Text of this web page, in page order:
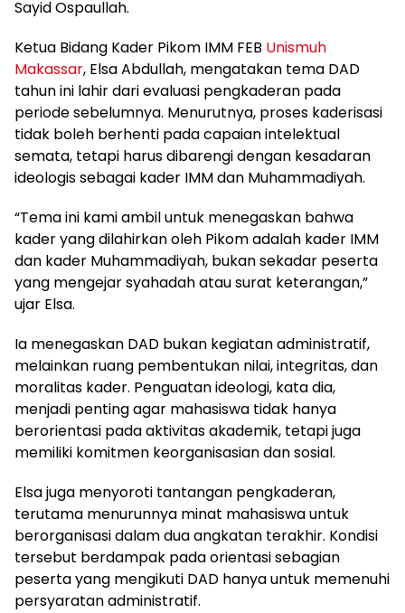
Sayid Ospaullah.
Ketua Bidang Kader Pikom IMM FEB Unismuh
Makassar, Elsa Abdullah, mengatakan tema DAD
tahun ini lahir dari evaluasi pengkaderan pada
periode sebelumnya. Menurutnya, proses kaderisasi
tidak boleh berhenti pada capaian intelektual
semata, tetapi harus dibarengi dengan kesadaran
ideologis sebagai kader IMM dan Muhammadiyah.
“Tema ini kami ambil untuk menegaskan bahwa
kader yang dilahirkan oleh Pikom adalah kader IMM
dan kader Muhammadiyah, bukan sekadar peserta
yang mengejar syahadah atau surat keterangan,”
ujar Elsa.
Ia menegaskan DAD bukan kegiatan administratif,
melainkan ruang pembentukan nilai, integritas, dan
moralitas kader. Penguatan ideologi, kata dia,
menjadi penting agar mahasiswa tidak hanya
berorientasi pada aktivitas akademik, tetapi juga
memiliki komitmen keorganisasian dan sosial.
Elsa juga menyoroti tantangan pengkaderan,
terutama menurunnya minat mahasiswa untuk
berorganisasi dalam dua angkatan terakhir. Kondisi
tersebut berdampak pada orientasi sebagian
peserta yang mengikuti DAD hanya untuk memenuhi
persyaratan administratif.